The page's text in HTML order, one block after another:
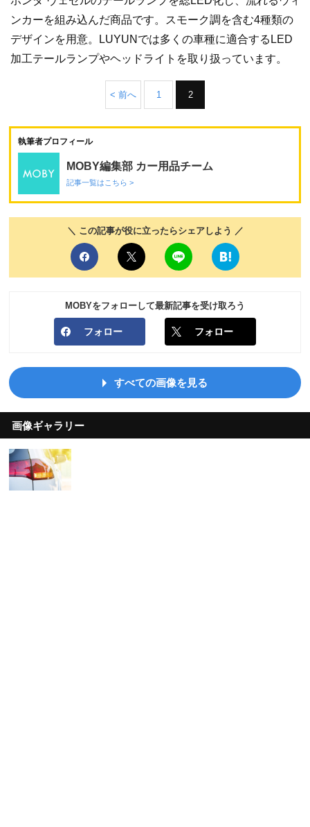
ンカーを組み込んだ商品です。スモーク調を含む4種類の
デザインを用意。LUYUNでは多くの車種に適合するLED
加工テールランプやヘッドライトを取り扱っています。
< 前へ 1 2
執筆者プロフィール
MOBY編集部 カー用品チーム
記事一覧はこちら >
＼ この記事が役に立ったらシェアしよう ／
MOBYをフォローして最新記事を受け取ろう
フォロー フォロー
すべての画像を見る
画像ギャラリー